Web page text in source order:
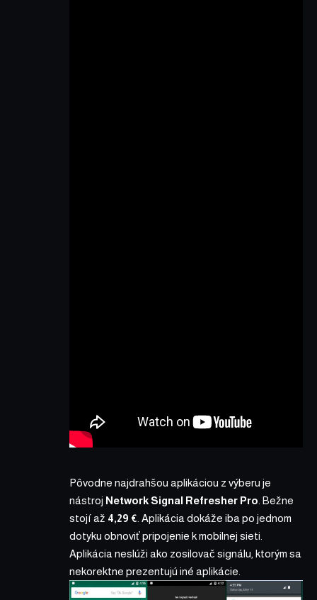
Pôvodne najdrahšou aplikáciou z výberu je
nástroj Network Signal Refresher Pro . Bežne
stojí až 4,29 € . Aplikácia dokáže iba po jednom
dotyku obnoviť pripojenie k mobilnej sieti.
Aplikácia neslúži ako zosilovač signálu, ktorým sa
nekorektne prezentujú iné aplikácie.